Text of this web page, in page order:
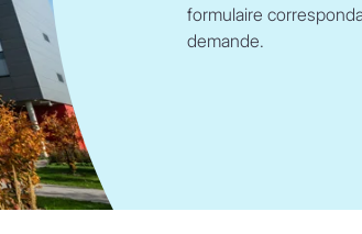
formulaire
demande.